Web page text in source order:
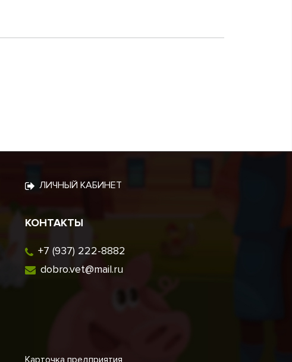
ЛИЧНЫЙ КАБИНЕТ
КОНТАКТЫ
+7 (937) 222-8882
dobro.vet@mail.ru
Карточка предприятия